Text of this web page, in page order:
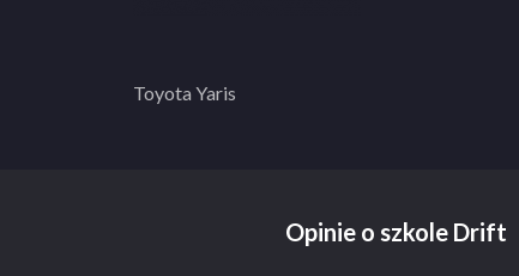
Toyota Yaris
Opinie o szkole Drift